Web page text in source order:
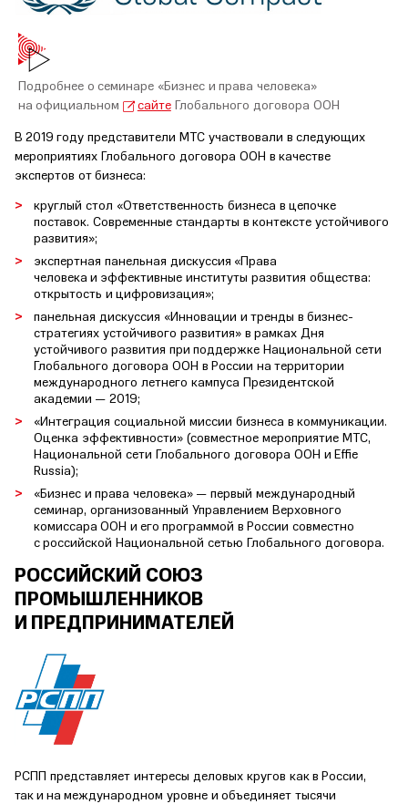
Подробнее о семинаре «Бизнес и права человека»
на официальном
сайтеГлобального договора ООН
В 2019 году представители МТС участвовали в следующих
мероприятиях Глобального договора ООН в качестве
экспертов от бизнеса:
круглый стол «Ответственность бизнеса в цепочке
поставок. Современные стандарты в контексте устойчивого
развития»;
экспертная панельная дискуссия «Права
человека и эффективные институты развития общества:
открытость и цифровизация»;
панельная дискуссия «Инновации и тренды в бизнес-
стратегиях устойчивого развития» в рамках Дня
устойчивого развития при поддержке Национальной сети
Глобального договора ООН в России на территории
международного летнего кампуса Президентской
академии — 2019;
«Интеграция социальной миссии бизнеса в коммуникации.
Оценка эффективности» (совместное мероприятие МТС,
Национальной сети Глобального договора ООН и Effie
Russia);
«Бизнес и права человека» — первый международный
семинар, организованный Управлением Верховного
комиссара ООН и его программой в России совместно
с российской Национальной сетью Глобального договора.
РОССИЙСКИЙ СОЮЗ
ПРОМЫШЛЕННИКОВ
И ПРЕДПРИНИМАТЕЛЕЙ
РСПП представляет интересы деловых кругов как в России,
так и на международном уровне и объединяет тысячи